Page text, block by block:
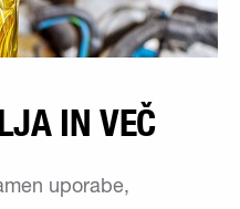
IN VEČ
uporabe,